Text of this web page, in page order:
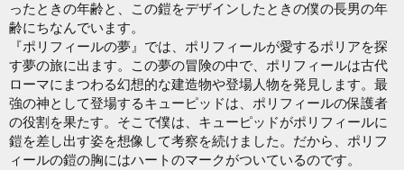
ったときの年齢と、この鎧をデザインしたときの僕の長男の年
齢にちなんでいます。
『ポリフィールの夢』では、ポリフィールが愛するポリアを探
す夢の旅に出ます。この夢の冒険の中で、ポリフィールは古代
ローマにまつわる幻想的な建造物や登場人物を発見します。最
強の神として登場するキューピッドは、ポリフィールの保護者
の役割を果たす。そこで僕は、キューピッドがポリフィールに
鎧を差し出す姿を想像して考察を続けました。だから、ポリフ
ィールの鎧の胸にはハートのマークがついているのです。